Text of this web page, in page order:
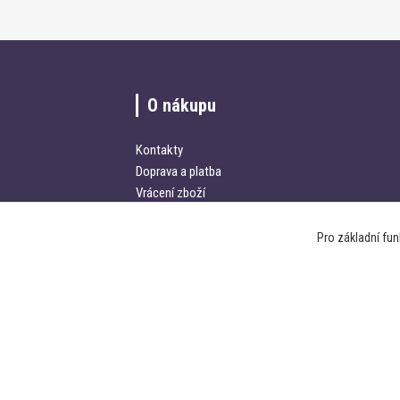
O nákupu
Kontakty
Doprava a platba
Vrácení zboží
Pro základní